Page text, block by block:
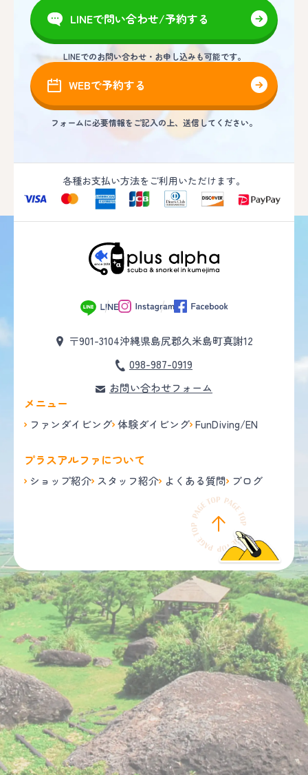
LINEで問い合わせ/予約する
LINEでのお問い合わせ・お申し込みも可能です。
WEBで予約する
フォームに必要情報をご記入の上、送信してください。
各種お支払い方法をご利用いただけます。
〒901-3104沖縄県島尻郡久米島町真謝12
098-987-0919
お問い合わせフォーム
メニュー
ファンダイビング 体験ダイビング FunDiving/EN
プラスアルファについて
ショップ紹介 スタッフ紹介 よくある質問 ブログ